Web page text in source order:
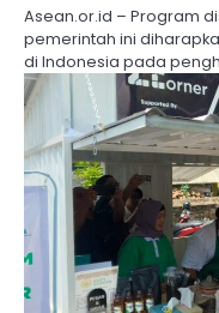
Asean.or.id – Program
pemerintah ini
di Indonesia pada